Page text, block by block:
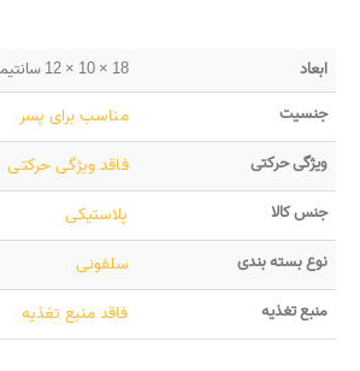
ابعاد
18 × 10 × 12 سانتیمتر
جنسیت
مناسب برای پسر
ویژگی حرکتی فاقد ویژگی حرکتی
جنس کالا پلاستیکی
نوع بسته بندی سلفونی
منبع تغذیه فاقد منبع تغذیه